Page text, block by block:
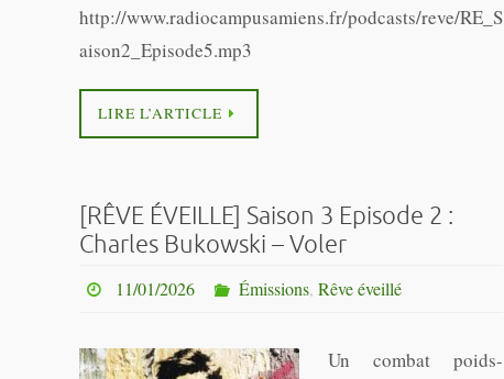
http://www.radiocampusamiens.fr/podcasts/reve/RE_S
aison2_Episode5.mp3
LIRE L’ARTICLE
[RÊVE ÉVEILLE] Saison 3 Episode 2 :
Charles Bukowski – Voler
11/01/2026 Émissions, Rêve éveillé
Un combat poids-